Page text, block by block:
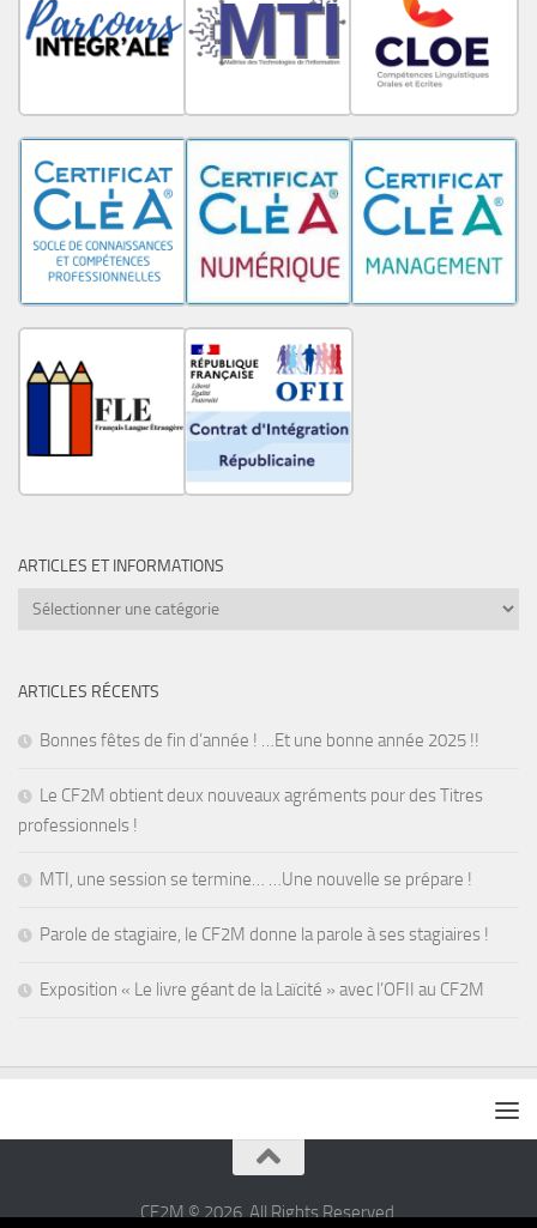
ARTICLES ET INFORMATIONS
Articles
ARTICLES RÉCENTS
Bonnes fêtes de fin d’année ! …Et une bonne année 2025 !!
Le CF2M obtient deux nouveaux agréments pour des Titres
professionnels !
MTI, une session se termine… …Une nouvelle se prépare !
Parole de stagiaire, le CF2M donne la parole à ses stagiaires !
Exposition « Le livre géant de la Laïcité » avec l’OFII au CF2M
CF2M © 2026. All Rights Reserved.